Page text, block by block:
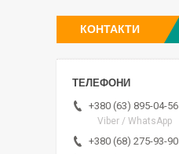
КОНТАКТИ
+380 (63) 895-04-56
Viber / WhatsApp
+380 (68) 275-93-90